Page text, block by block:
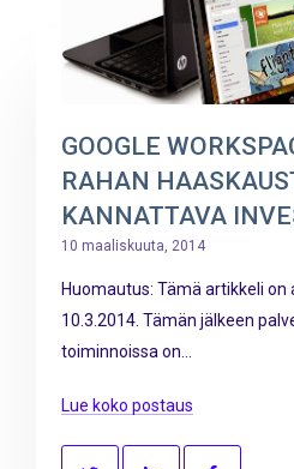
GOOGLE
RAHAN
KANNATTAVA
10 maaliskuuta, 2014
Huomautus: Tämä artikkeli on
10.3.2014. Tämän jälkeen
toiminnoissa on...
Lue koko postaus